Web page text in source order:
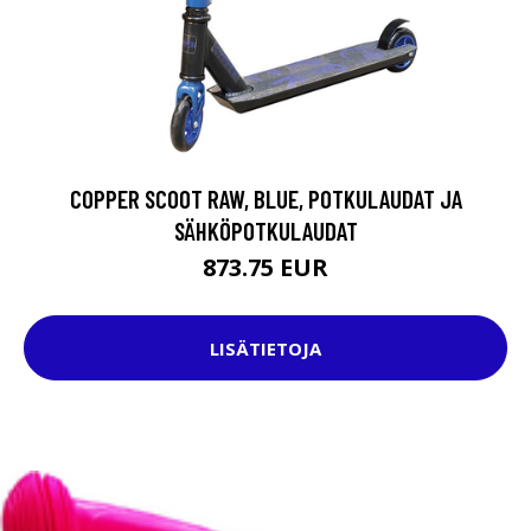
COPPER SCOOT RAW, BLUE, POTKULAUDAT JA
SÄHKÖPOTKULAUDAT
873.75 EUR
LISÄTIETOJA